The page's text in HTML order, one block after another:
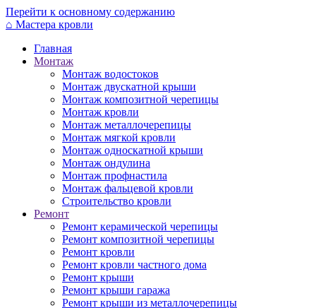
Перейти к основному содержанию
⌂ Мастера кровли
Главная
Монтаж
Монтаж водостоков
Монтаж двускатной крыши
Монтаж композитной черепицы
Монтаж кровли
Монтаж металлочерепицы
Монтаж мягкой кровли
Монтаж односкатной крыши
Монтаж ондулина
Монтаж профнастила
Монтаж фальцевой кровли
Строительство кровли
Ремонт
Ремонт керамической черепицы
Ремонт композитной черепицы
Ремонт кровли
Ремонт кровли частного дома
Ремонт крыши
Ремонт крыши гаража
Ремонт крыши из металлочерепицы